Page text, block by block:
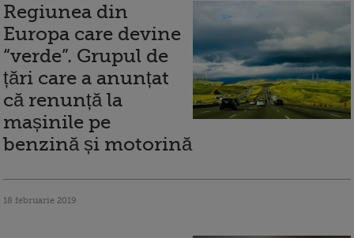
Regiunea din
Europa care devine
“verde”. Grupul de
țări care a anunțat
că renunță la
mașinile pe
benzină și motorină
18 februarie 2019